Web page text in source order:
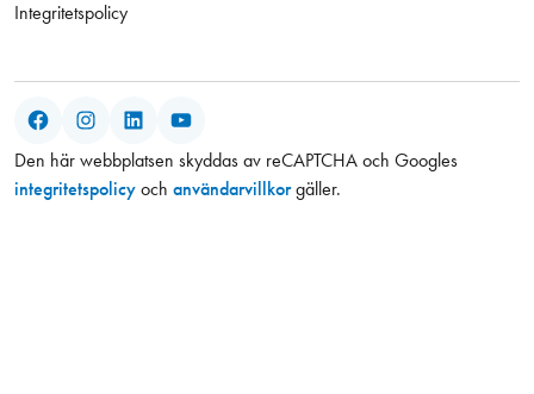
Integritetspolicy
Facebook
Instagram
LinkedIn
Den här webbplatsen skyddas av reCAPTCHA och Googles
integritetspolicy och användarvillkorgäller.